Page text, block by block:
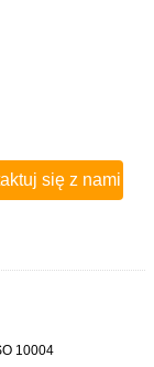
się z nami
10004